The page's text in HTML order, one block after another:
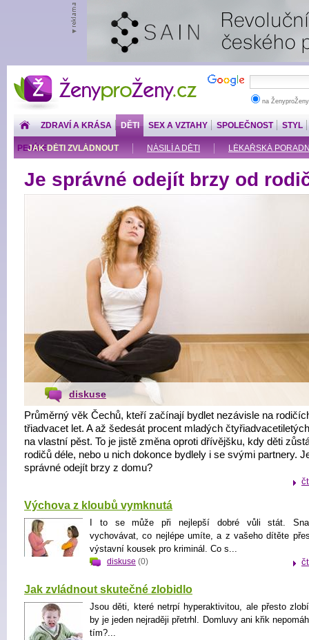
ŽenyproŽeny.cz
na
ZDRAVÍ A KRÁSA DĚTI
JAK DĚTI ZVLÁDNOUT NÁSILÍ A DĚTI LÉKAŘSKÁ
SEX A VZTAHY SPOLEČNOST STYL
PENÍZE
Je správné odejít brzy od
diskuse
Průměrný věk Čechů, kteří začínají bydlet nezávisle na
třiadvacet let. A až šedesát procent mladých
na vlastní pěst. To je jistě změna oproti dřívějšku, kdy děti
rodičů déle, nebo u nich dokonce bydlely i se svými partnery.
správné odejít brzy z domu?
Výchova z kloubů vymknutá
I to se může při nejlepší dobré vůli stát.
vychovávat, co nejlépe umíte, a z vašeho dítěte
výstavní kousek pro kriminál. Co s...
diskuse (0)
Jak zvládnout skutečné zlobidlo
Jsou děti, které netrpí hyperaktivitou, ale přesto
by je jeden nejraději přetrhl. Domluvy ani křik
tím?...